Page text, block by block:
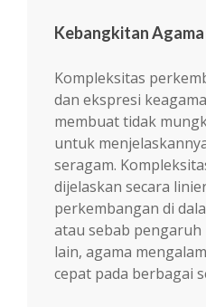
Kebangkitan Agama
Kompleksitas
dan ekspresi
membuat tidak
untuk
seragam.
dijelaskan secara
perkembangan di
atau sebab
lain, agama
cepat pada berbagai